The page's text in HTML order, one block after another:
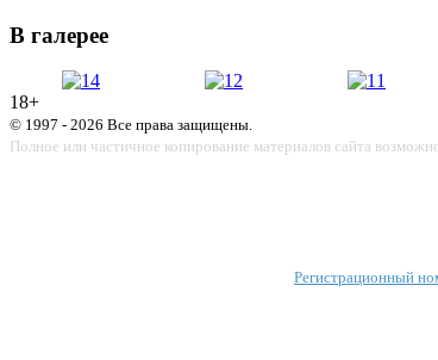
В галерее
18+
© 1997 - 2026 Все права защищены.
Полное или частичное копирование материалов сайта
Регистрационный